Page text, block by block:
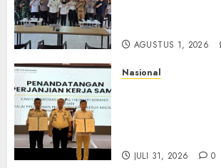
AGUSTUS 1, 2026
Nasional
JULI 31, 2026 0